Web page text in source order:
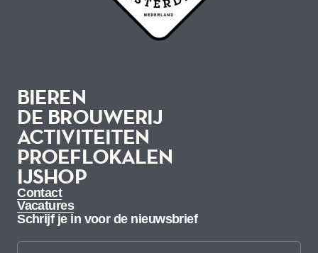
BIEREN
DE BROUWERIJ
DE BROUWERIJ
ACTIVITEITEN
ACTIVITEITEN
PROEFLOKALEN
PROEFLOKALEN
IJSHOP
IJSHOP
Contact
Vacatures
Schrijf je in voor de nieuwsbrief